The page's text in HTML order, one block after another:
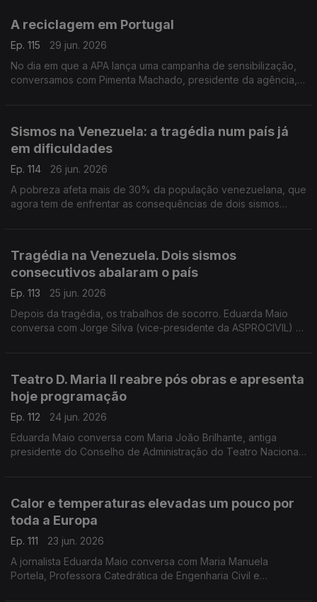
A reciclagem em Portugal
Ep. 115
29 jun. 2026
No dia em que a APA lança uma campanha de sensibilização,
conversamos com Pimenta Machado, presidente da agência,
Sismos na Venezuela: a tragédia num país já
em dificuldades
Ep. 114
26 jun. 2026
A pobreza afeta mais de 30% da população venezuelana, que
agora tem de enfrentar as consequências de dois sismos
Tragédia na Venezuela. Dois sismos
consecutivos abalaram o país
Ep. 113
25 jun. 2026
Depois da tragédia, os trabalhos de socorro. Eduarda Maio
conversa com Jorge Silva (vice-presidente da ASPROCIVIL) e
Teatro D. Maria II reabre pós obras e apresenta
hoje programação
Ep. 112
24 jun. 2026
Eduarda Maio conversa com Maria João Brilhante, antiga
presidente do Conselho de Administração do Teatro Nacional
Calor e temperaturas elevadas um pouco por
toda a Europa
Ep. 111
23 jun. 2026
A jornalista Eduarda Maio conversa com Maria Manuela
Portela, Professora Catedrática de Engenharia Civil e